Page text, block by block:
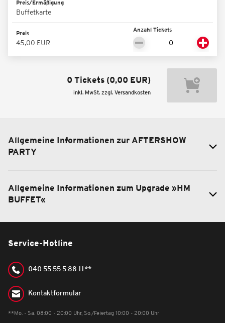
Preis/Ermäßigung
Buffetkarte
Preis
45,00 EUR
Anzahl Tickets
0 Tickets (0,00 EUR)
inkl. MwSt. zzgl. Versandkosten
Allgemeine Informationen zur AFTERSHOW
PARTY
Allgemeine Informationen zum Upgrade »HM
BUFFET«
Service-Hotline
040 55 55 5 88 11**
Kontaktformular
**Mo. - Sa. 08:00 - 20:00 Uhr, So./Feiertag 10:00 - 20:00 Uhr